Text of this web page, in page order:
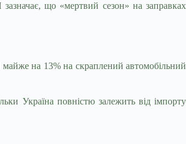
що «мертвий сезон» на заправках
на 13% на скраплений автомобільний
Україна повністю залежить від імпорту